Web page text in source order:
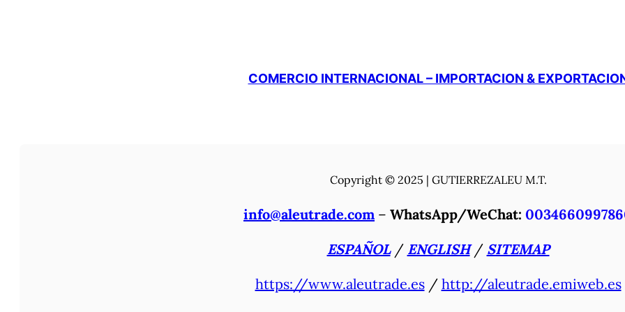
COMERCIO INTERNACIONAL – IMPORTACION &
Copyright © 2025 | GUTIERREZALEU M.T.
info@aleutrade.com – WhatsApp/WeChat:
ESPAÑOL/ ENGLISH/ SITEMAP
https://www.aleutrade.es/ http://aleutrade.emiweb.es